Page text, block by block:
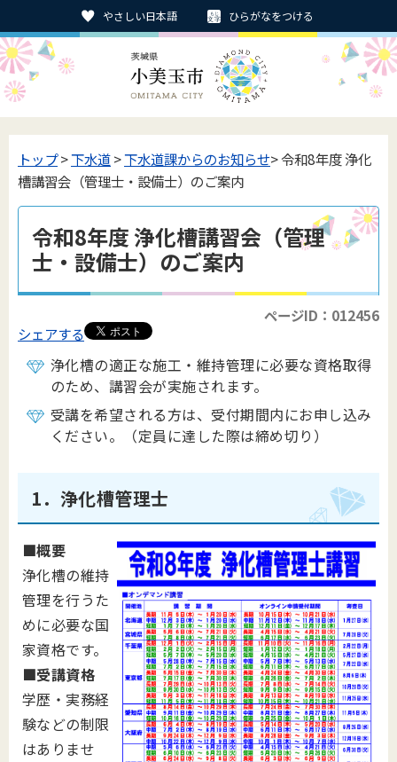
やさしい日本語 ひらがなをつける
トップ>下水道>下水道課からのお知らせ> 令和8年度 浄化
槽講習会（管理士・設備士）のご案内
令和8年度 浄化槽講習会（管理
士・設備士）のご案内
ページID：012456
シェアする
浄化槽の適正な施工・維持管理に必要な資格取得
のため、講習会が実施されます。
受講を希望される方は、受付期間内にお申し込み
ください。（定員に達した際は締め切り）
1．浄化槽管理士
■概要
浄化槽の維持
管理を行うた
めに必要な国
家資格です。
■受講資格
学歴・実務経
験などの制限
はありませ